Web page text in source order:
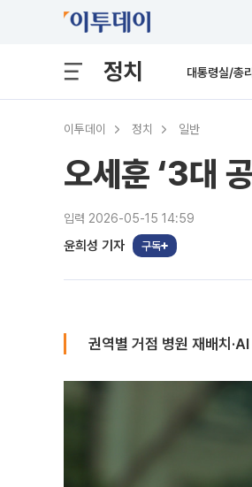
정치 대통령실/총
이투데이 정치 일반
오세훈 ‘3대
입력 2026-05-15 14:59
윤희성 기자 구독
권역별 거점 병원 재배치